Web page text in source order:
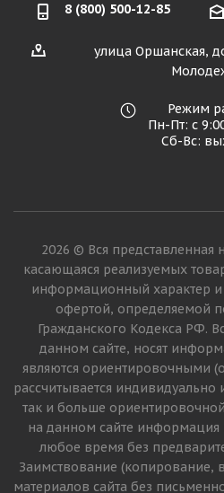
8 (800) 500-12-85
улица Оршанская,
Режим
Пн-Пт: с
Сб-Вс:
2026 © Вся представленная
касающаяся реализуемых
информационный характер и
офертой, определяемой
Гражданского Кодекса РФ.
данном сайте, носят
являются ориентировочными
рассчитывается
так и больше
на данном сайте
любое время без
Заимствование (копирование,
материалов сайта без